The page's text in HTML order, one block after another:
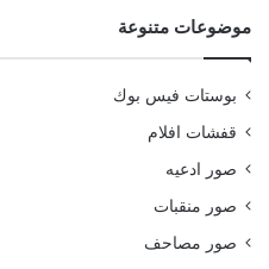
موضوعات متنوعة
بوستات فيس بوك
قفشات افلام
صور ادعيه
صور منقبات
صور مصاحف